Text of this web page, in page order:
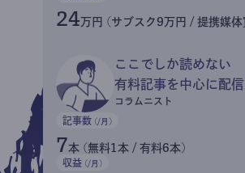
24万円 (サブスク9万円 / 提携媒
ここでしか読めない
有料記事を中心に配信
コラムニスト
記事数 (/月)
7本 (無料1本 / 有料6本)
収益 (/月)